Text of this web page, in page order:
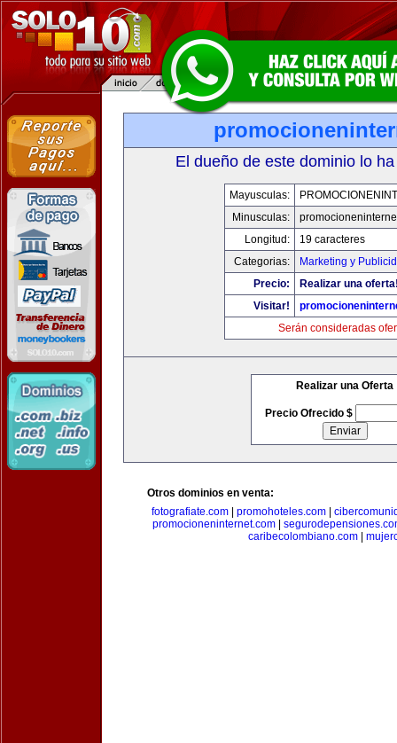
El dueño de este dominio lo
Mayusculas:
Minusculas:
Longitud:
19 caracteres
Categorias:
Marketing y
Precio:
Realizar una
Visitar!
Serán consideradas
Realizar una Oferta
Precio Ofrecido $
Otros dominios en venta:
fotografiate.com
promohoteles.com
promocioneninternet.com|
caribecolombiano.com|